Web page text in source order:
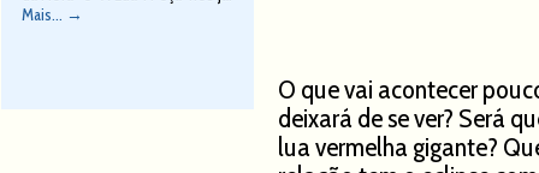
O que vai acontecer
deixará de se ver? Será
lua vermelha gigante?
Mais... →